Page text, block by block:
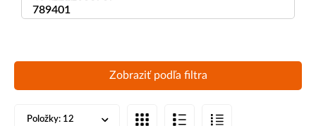
Zobraziť podľa filtra
Položky: 12